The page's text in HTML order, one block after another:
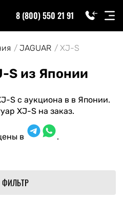
8 (800) 550 21 91
JAGUAR XJ-S
S из Японии
S с аукциона в в Японии.
XJ-S на заказ.
в .
ФИЛЬТР